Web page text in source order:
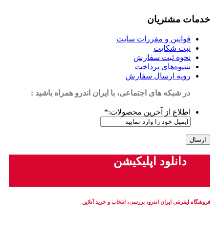
خدمات مشتریان
قوانین و مقررات سایت
ثبت شکایت
نحوه ثبت سفارش
شیوه‌های پرداخت
رویه ارسال سفارش
در شبکه های اجتماعی، با ایران اندرو همراه باشید :
اطلاع از آخرین محصولات:*
دانلود اپلیکیشن
فروشگاه اینترنتی ایران‌ اندرو، بررسی، انتخاب و خرید آنلاین